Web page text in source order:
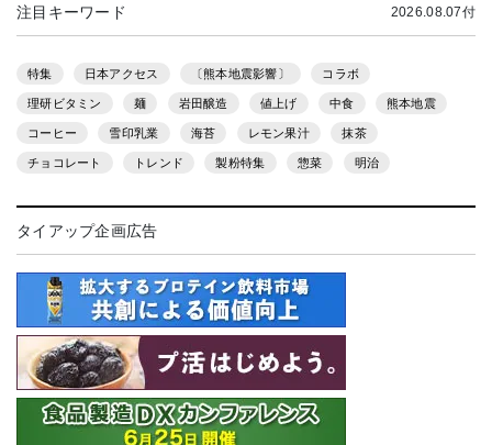
注目キーワード 2026.08.07付
特集 日本アクセス 〔熊本地震影響〕 コラボ
理研ビタミン 麺 岩田醸造 値上げ 中食 熊本地震
コーヒー 雪印乳業 海苔 レモン果汁 抹茶
チョコレート トレンド 製粉特集 惣菜 明治
タイアップ企画広告